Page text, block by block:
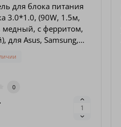
для блока питания
3.0*1.0, (90W, 1.5м,
с ферритом,
для Asus, Samsung,
0